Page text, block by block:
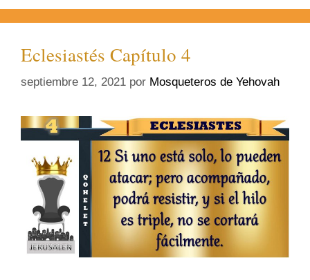
Eclesiastés Capítulo 4
septiembre 12, 2021 por Mosqueteros de Yehovah